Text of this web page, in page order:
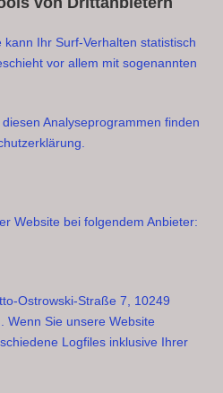
Ihr Surf-Verhalten statistisch
vor allem mit sogenannten
Analyseprogrammen finden
Website bei folgendem Anbieter:
Ostrowski-Straße 7, 10249
Wenn Sie unsere Website
Logfiles inklusive Ihrer